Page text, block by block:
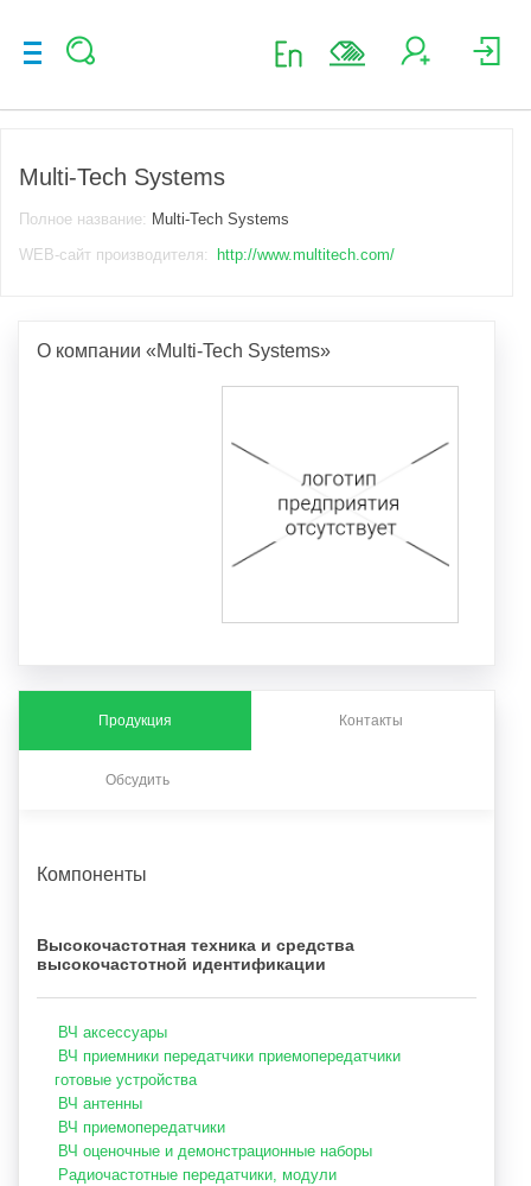
Multi-Tech Systems
Полное название: Multi-Tech Systems
WEB-сайт производителя:
http://www.multitech.com/
О компании «Multi-Tech Systems»
Продукция Контакты
Обсудить
Компоненты
Высокочастотная техника и средства
высокочастотной идентификации
ВЧ аксессуары
ВЧ приемники передатчики приемопередатчики
готовые устройства
ВЧ антенны
ВЧ приемопередатчики
ВЧ оценочные и демонстрационные наборы
Радиочастотные передатчики, модули